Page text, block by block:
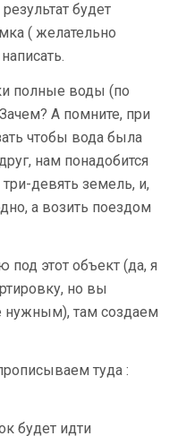
будет
( желательно
полные воды (по
А помните, при
чтобы вода была
нам понадобится
девять земель, и,
а возить поездом
этот объект (да, я
но вы
нужным), там создаем
туда :
будет идти